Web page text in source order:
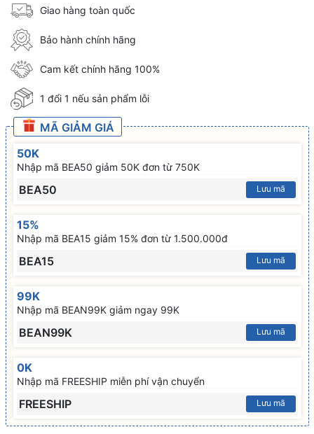
Giao hàng toàn quốc
Bảo hành chính hãng
Cam kết chính hãng 100%
1 đổi 1 nếu sản phẩm lỗi
MÃ GIẢM GIÁ
50K
Nhập mã BEA50 giảm 50K đơn từ 750K
BEA50 Lưu mã
15%
Nhập mã BEA15 giảm 15% đơn từ 1.500.000đ
BEA15 Lưu mã
99K
Nhập mã BEAN99K giảm ngay 99K
BEAN99K Lưu mã
0K
Nhập mã FREESHIP miễn phí vận chuyển
FREESHIP Lưu mã